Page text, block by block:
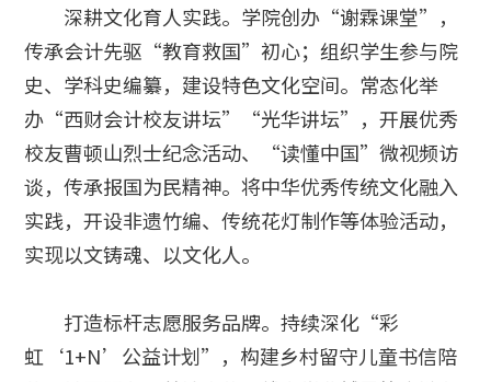
深耕文化育人实践。学院创办“谢霖课堂”，
传承会计先驱“教育救国”初心；组织学生参与院
史、学科史编纂，建设特色文化空间。常态化举
办“西财会计校友讲坛”“光华讲坛”，开展优秀
校友曹顿山烈士纪念活动、“读懂中国”微视频访
谈，传承报国为民精神。将中华优秀传统文化融入
实践，开设非遗竹编、传统花灯制作等体验活动，
实现以文铸魂、以文化人。
打造标杆志愿服务品牌。持续深化“彩
虹‘1+N’公益计划”，构建乡村留守儿童书信陪